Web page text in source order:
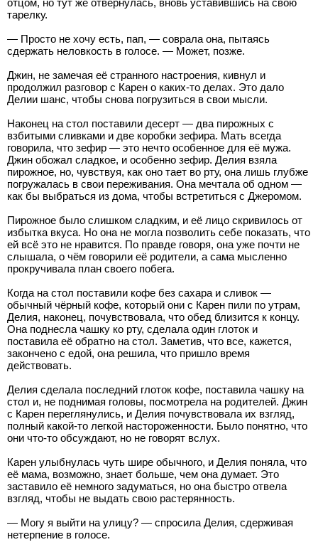
отцом, но тут же отвернулась, вновь уставившись на свою
тарелку.
— Просто не хочу есть, пап, — соврала она, пытаясь
сдержать неловкость в голосе. — Может, позже.
Джин, не замечая её странного настроения, кивнул и
продолжил разговор с Карен о каких-то делах. Это дало
Делии шанс, чтобы снова погрузиться в свои мысли.
Наконец на стол поставили десерт — два пирожных с
взбитыми сливками и две коробки зефира. Мать всегда
говорила, что зефир — это нечто особенное для её мужа.
Джин обожал сладкое, и особенно зефир. Делия взяла
пирожное, но, чувствуя, как оно тает во рту, она лишь глубже
погружалась в свои переживания. Она мечтала об одном —
как бы выбраться из дома, чтобы встретиться с Джеромом.
Пирожное было слишком сладким, и её лицо скривилось от
избытка вкуса. Но она не могла позволить себе показать, что
ей всё это не нравится. По правде говоря, она уже почти не
слышала, о чём говорили её родители, а сама мысленно
прокручивала план своего побега.
Когда на стол поставили кофе без сахара и сливок —
обычный чёрный кофе, который они с Карен пили по утрам,
Делия, наконец, почувствовала, что обед близится к концу.
Она поднесла чашку ко рту, сделала один глоток и
поставила её обратно на стол. Заметив, что все, кажется,
закончено с едой, она решила, что пришло время
действовать.
Делия сделала последний глоток кофе, поставила чашку на
стол и, не поднимая головы, посмотрела на родителей. Джин
с Карен переглянулись, и Делия почувствовала их взгляд,
полный какой-то легкой настороженности. Было понятно, что
они что-то обсуждают, но не говорят вслух.
Карен улыбнулась чуть шире обычного, и Делия поняла, что
её мама, возможно, знает больше, чем она думает. Это
заставило её немного задуматься, но она быстро отвела
взгляд, чтобы не выдать свою растерянность.
— Могу я выйти на улицу? — спросила Делия, сдерживая
нетерпение в голосе.